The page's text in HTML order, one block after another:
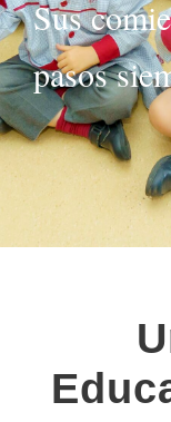
Sus
pasos